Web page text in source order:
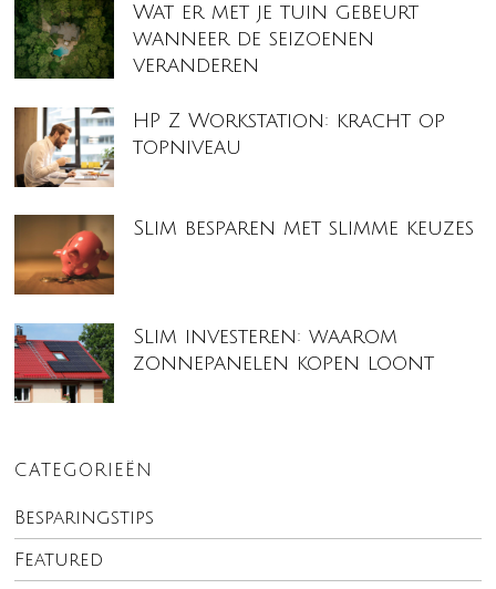
Wat er met je tuin gebeurt
wanneer de seizoenen
veranderen
HP Z Workstation: kracht op
topniveau
Slim besparen met slimme keuzes
Slim investeren: waarom
zonnepanelen kopen loont
CATEGORIEËN
Besparingstips
Featured